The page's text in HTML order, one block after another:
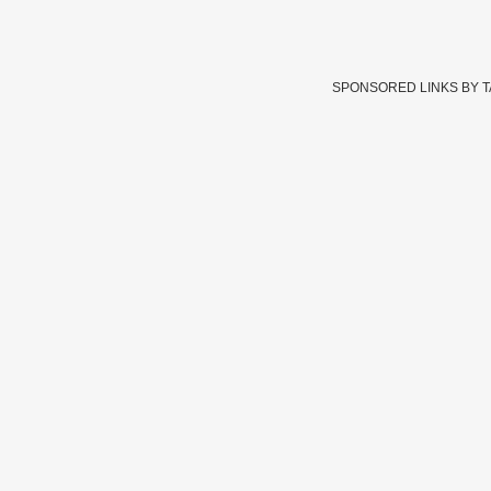
SPONSORED LINKS BY